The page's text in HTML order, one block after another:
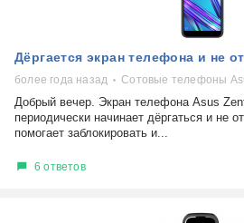
Дёргается экран телефона и не
более года назад Сотовые телефоны
Добрый вечер. Экран телефона Asus
периодически начинает дёргаться и не
помогает заблокировать и...
6 ответов